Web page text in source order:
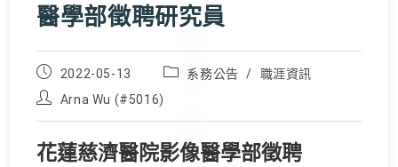
醫學部徵聘研究員
Post
published:
2022-05-13
Post
系務公告 /
職涯資訊
Post
Arna Wu (#5016)
花蓮慈濟醫院影像醫學部徵聘